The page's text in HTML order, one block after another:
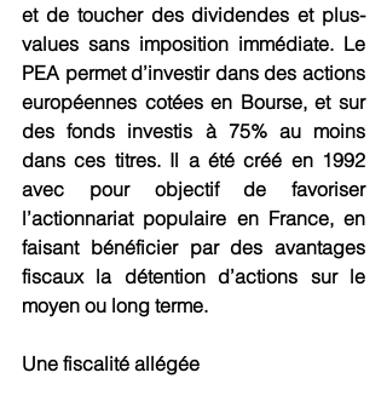
et de toucher des dividendes et plus-
values sans imposition immédiate. Le
PEA permet d’investir dans des actions
européennes cotées en Bourse, et sur
des fonds investis à 75% au moins
dans ces titres. Il a été créé en 1992
avec pour objectif de favoriser
l’actionnariat populaire en France, en
faisant bénéficier par des avantages
fiscaux la détention d’actions sur le
moyen ou long terme.
Une fiscalité allégée